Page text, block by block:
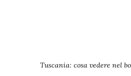
Tuscania: cosa vedere nel